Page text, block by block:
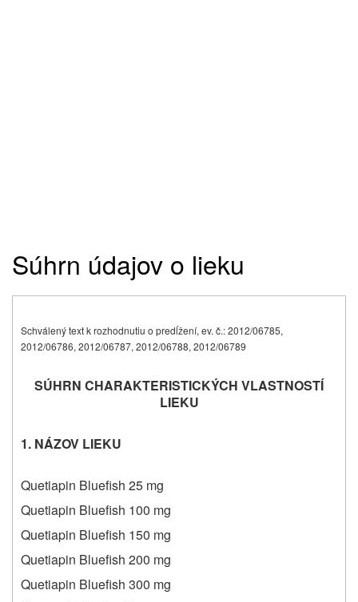
Súhrn údajov o lieku
Schválený text k rozhodnutiu o predĺžení, ev. č.: 2012/06785,
2012/06786, 2012/06787, 2012/06788, 2012/06789
SÚHRN CHARAKTERISTICKÝCH VLASTNOSTÍ
LIEKU
1. NÁZOV LIEKU
Quetiapin Bluefish 25 mg
Quetiapin Bluefish 100 mg
Quetiapin Bluefish 150 mg
Quetiapin Bluefish 200 mg
Quetiapin Bluefish 300 mg